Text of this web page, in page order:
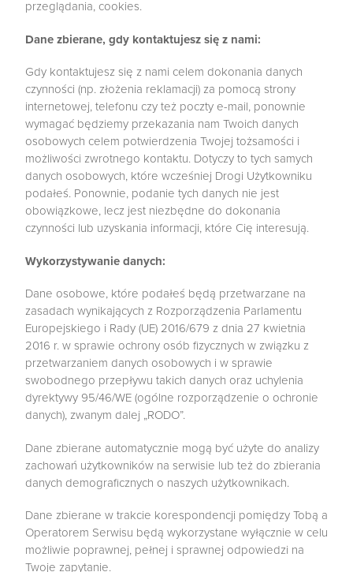
przeglądania, cookies.
Dane zbierane, gdy kontaktujesz się z nami:
Gdy kontaktujesz się z nami celem dokonania danych
czynności (np. złożenia reklamacji) za pomocą strony
internetowej, telefonu czy też poczty e-mail, ponownie
wymagać będziemy przekazania nam Twoich danych
osobowych celem potwierdzenia Twojej tożsamości i
możliwości zwrotnego kontaktu. Dotyczy to tych samych
danych osobowych, które wcześniej Drogi Użytkowniku
podałeś. Ponownie, podanie tych danych nie jest
obowiązkowe, lecz jest niezbędne do dokonania
czynności lub uzyskania informacji, które Cię interesują.
Wykorzystywanie danych:
Dane osobowe, które podałeś będą przetwarzane na
zasadach wynikających z Rozporządzenia Parlamentu
Europejskiego i Rady (UE) 2016/679 z dnia 27 kwietnia
2016 r. w sprawie ochrony osób fizycznych w związku z
przetwarzaniem danych osobowych i w sprawie
swobodnego przepływu takich danych oraz uchylenia
dyrektywy 95/46/WE (ogólne rozporządzenie o ochronie
danych), zwanym dalej „RODO”.
Dane zbierane automatycznie mogą być użyte do analizy
zachowań użytkowników na serwisie lub też do zbierania
danych demograficznych o naszych użytkownikach.
Dane zbierane w trakcie korespondencji pomiędzy Tobą a
Operatorem Serwisu będą wykorzystane wyłącznie w celu
możliwie poprawnej, pełnej i sprawnej odpowiedzi na
Twoje zapytanie.